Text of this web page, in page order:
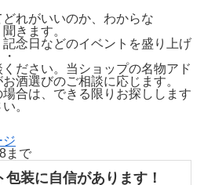
れがいいのか、わからな
きます。
念日などのイベントを盛り上げ
ださい。当ショップの名物アド
酒選びのご相談に応じます。
合は、できる限りお探しします
。
ジ
まで
装に自信があります！